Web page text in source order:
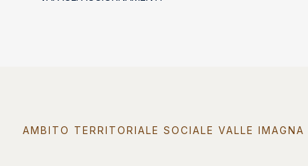
AMBITO TERRITORIALE SOCIALE VALLE IMAGNA